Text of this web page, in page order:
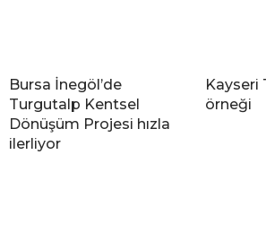
Bursa İnegöl’de
Turgutalp Kentsel
Dönüşüm Projesi hızla
ilerliyor
Kayseri
örneği